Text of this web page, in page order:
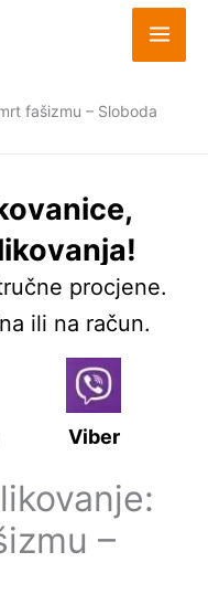
fašizmu – Sloboda
procjene.
ili na račun.
Viber
–